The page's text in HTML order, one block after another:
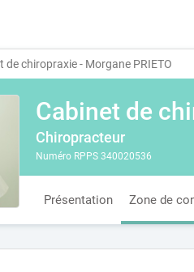
de chiropraxie - Morgane PRIETO
Cabinet de
Chiropracteur
Numéro RPPS 340020536
Présentation Zone de